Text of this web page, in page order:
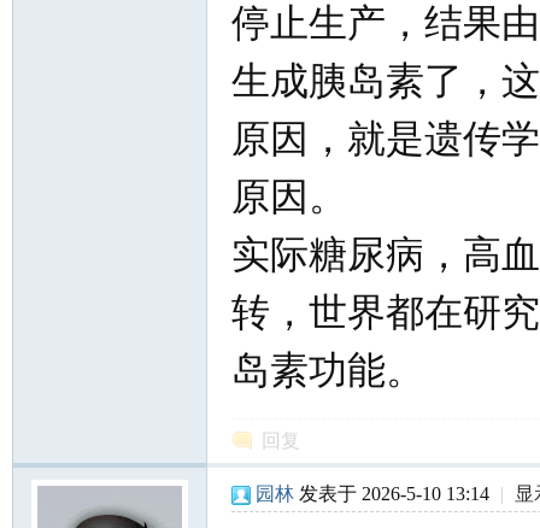
停止生产，结果
生成胰岛素了，
原因，就是遗传
原因。
实际糖尿病，高
转，世界都在研
岛素功能。
回复
园林 发表于 2026-5-10 13:14 | 显